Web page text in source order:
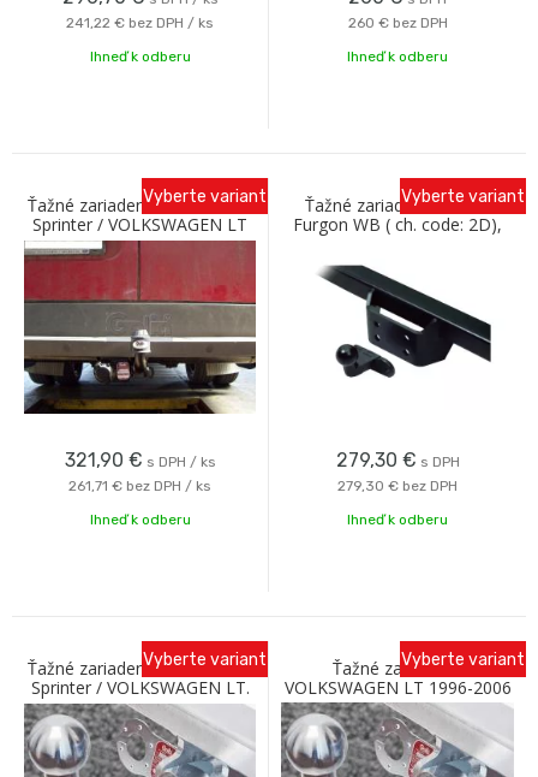
241,22 € bez DPH / ks
Ihneď k odberu
260 € bez DPH
Ihneď k odberu
Ťažné zariadenie MERCEDES
Sprinter / VOLKSWAGEN LT
1995-2006 (so schodíkom)
321,90 € s DPH / ks
261,71 € bez DPH / ks
Vyberte variant
Ihneď k odberu
Ťažné zariadenie VW LT
Furgon WB ( ch. code: 2D),
07/96-06 nastaviteľný
prírubový čap Oris
279,30 € s DPH
279,30 € bez DPH
Vyberte variant
Ihneď k odberu
Ťažné zariadenie MERCEDES
Sprinter / VOLKSWAGEN LT.
(Valník) 1995-2006 Galia
Vyberte variant
Ťažné zariadenie
VOLKSWAGEN LT 1996-2006
s bajonetovým odnímaním
Galia
Vyberte variant